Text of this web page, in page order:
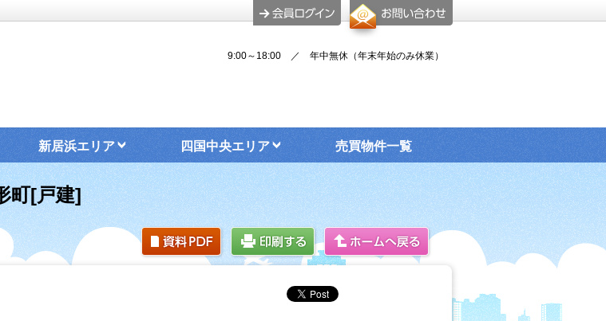
9:00～18:00 ／ 年中無休（年末年始のみ休業）
新居浜エリア 四国中央エリア 売買物件一覧
町[戸建]